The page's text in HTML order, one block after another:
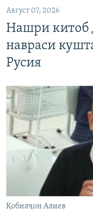
Август 07, 2026
Нашри китоб
навраси
Русия
Қобилҷон Алиев